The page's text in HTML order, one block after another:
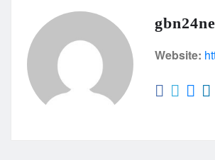
Website: